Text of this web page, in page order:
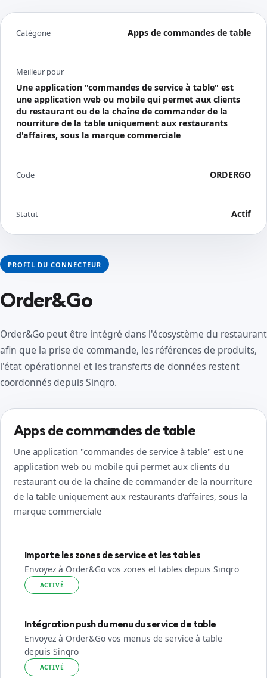
PROFIL DU CONNECTEUR
Order&Go
Order&Go peut être intégré dans l'écosystème du restaurant
afin que la prise de commande, les références de produits,
l'état opérationnel et les transferts de données restent
coordonnés depuis Sinqro.
Apps de commandes de table
Une application "commandes de service à table" est une
application web ou mobile qui permet aux clients du
restaurant ou de la chaîne de commander de la nourriture
de la table uniquement aux restaurants d'affaires, sous la
marque commerciale
Importe les zones de service et les tables
Envoyez à Order&Go vos zones et tables depuis Sinqro
ACTIVÉ
Intégration push du menu du service de table
Envoyez à Order&Go vos menus de service à table
depuis Sinqro
ACTIVÉ
Catégorie Apps de commandes de table
Meilleur pour
Une application "commandes de service à table" est
une application web ou mobile qui permet aux clients
du restaurant ou de la chaîne de commander de la
nourriture de la table uniquement aux restaurants
d'affaires, sous la marque commerciale
Code ORDERGO
Statut Actif